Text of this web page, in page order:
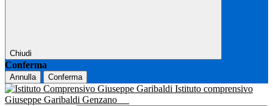
Chiudi
Conferma
Annulla Conferma
Istituto comprensivo
Giuseppe Garibaldi Genzano